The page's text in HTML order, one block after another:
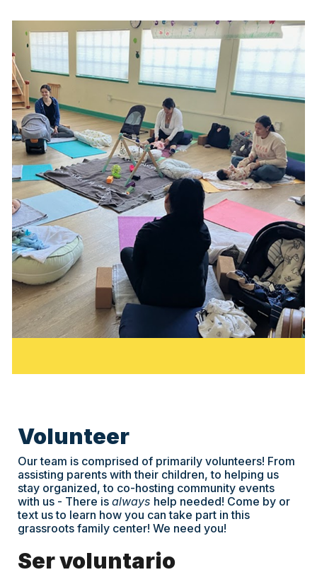
Volunteer
Our team is comprised of primarily volunteers! From
assisting parents with their children, to helping us
stay organized, to co-hosting community events
with us - There isalways help needed! Come by or
text us to learn how you can take part in this
grassroots family center! We need you!
Ser voluntario